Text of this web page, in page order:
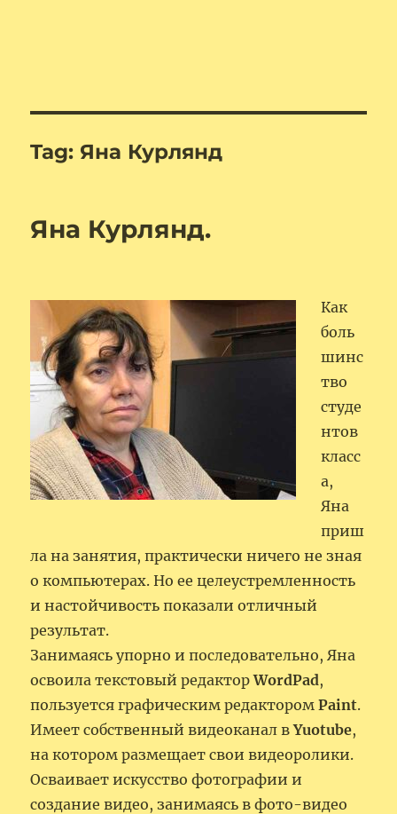
Tag: Яна Курлянд
Яна Курлянд.
Как
боль
шинс
тво
студе
нтов
класс
а,
Яна
приш
ла на занятия, практически ничего не зная
о компьютерах. Но ее целеустремленность
и настойчивость показали отличный
результат.
Занимаясь упорно и последовательно, Яна
освоила текстовый редакторWordPad,
пользуется графическим редакторомPaint.
Имеет собственный видеоканал вYuotube,
на котором размещает свои видеоролики.
Осваивает искусство фотографии и
создание видео, занимаясь в фото-видео